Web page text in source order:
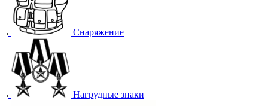
Снаряжение
Нагрудные знаки